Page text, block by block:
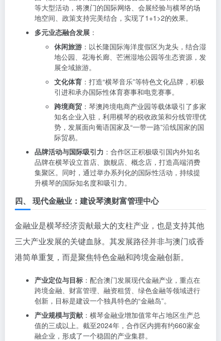
等大型活动，将澳门的国际网络、会展经验与横琴的场
地空间、政策支持完美结合，实现了1+1>2的效果。
多元业态融合发展 ：
休闲旅游 ：以长隆国际海洋度假区为龙头，结合湿
地公园、花海长廊、芒洲湿地公园等生态资源，发
展全域旅游。
文化体育 ：打造“横琴音乐”等特色文化品牌，积极
引进和承办国际性体育赛事和电竞赛事。
跨境商贸 ：琴澳跨境电商产业园等载体吸引了多家
知名企业入驻，利用横琴的税收政策和分线管理优
势，发展面向葡语国家及“一带一路”沿线国家的国
际贸易。
品牌活动与国际吸引力 ：合作区正积极吸引国内外知名
品牌在横琴设立首店、旗舰店、概念店，打造高端消费
集聚区。同时，通过举办系列化的国际性活动，持续提
升横琴的国际知名度和吸引力。
四、 现代金融业：建设琴澳财富管理中心
金融业是横琴经济贡献最大的支柱产业，也是支持其他
三大产业发展的关键血脉。其发展路径并非与澳门或香
港简单重复，而是聚焦特色金融和跨境金融创新。
产业定位与目标 ：配合澳门发展现代金融产业，重点在
跨境金融、财富管理、融资租赁、绿色金融等领域进行
创新，目标是建设一个独具特色的“金融岛”。
产业规模与贡献 ：横琴金融业增加值常年占地区生产总
值的三成以上。截至2024年，合作区内拥有约660家金
融企业，形成了一个稳固的产业集群。